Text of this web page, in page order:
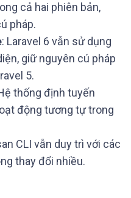
cả hai phiên bản,
pháp.
: Laravel 6 vẫn sử dụng
giữ nguyên cú pháp
5.
thống định tuyến
động tương tự trong
CLI vẫn duy trì với các
thay đổi nhiều.